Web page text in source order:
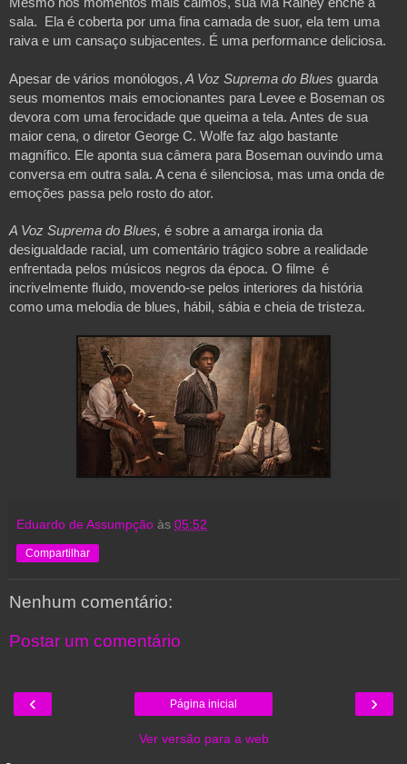
sala.  Ela é coberta por uma fina camada de suor, ela tem uma
raiva e um cansaço subjacentes. É uma performance deliciosa.
Apesar de vários monólogos, A Voz Suprema do Blues guarda
seus momentos mais emocionantes para Levee e Boseman os
devora com uma ferocidade que queima a tela. Antes de sua
maior cena, o diretor George C. Wolfe faz algo bastante
magnífico. Ele aponta sua câmera para Boseman ouvindo uma
conversa em outra sala. A cena é silenciosa, mas uma onda de
emoções passa pelo rosto do ator.
A Voz Suprema do Blues, é sobre a amarga ironia da
desigualdade racial, um comentário trágico sobre a realidade
enfrentada pelos músicos negros da época. O filme  é
incrivelmente fluido, movendo-se pelos interiores da história
como uma melodia de blues, hábil, sábia e cheia de tristeza.
Eduardo de Assumpção às 05:52
Compartilhar
Nenhum comentário:
Postar um comentário
‹ ›
Página inicial
Ver versão para a web